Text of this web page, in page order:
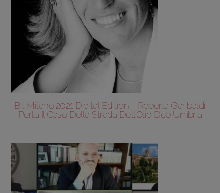
Bit Milano 2021 Digital Edition – Roberta Garibaldi
Porta Il Caso Della Strada Dell’Olio Dop Umbria